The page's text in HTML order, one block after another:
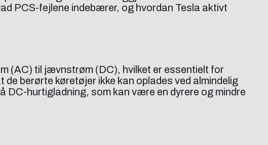
PCS-fejlene indebærer, og hvordan Tesla aktivt
(AC) til jævnstrøm (DC), hvilket er essentielt for
berørte køretøjer ikke kan oplades ved almindelig
DC-hurtigladning, som kan være en dyrere og mindre